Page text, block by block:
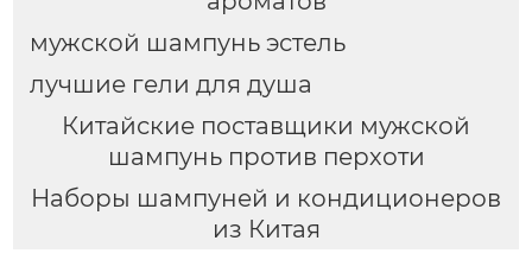
мужской шампунь эстель
лучшие гели для душа
Китайские поставщики мужской
шампунь против перхоти
Наборы шампуней и кондиционеров
из Китая